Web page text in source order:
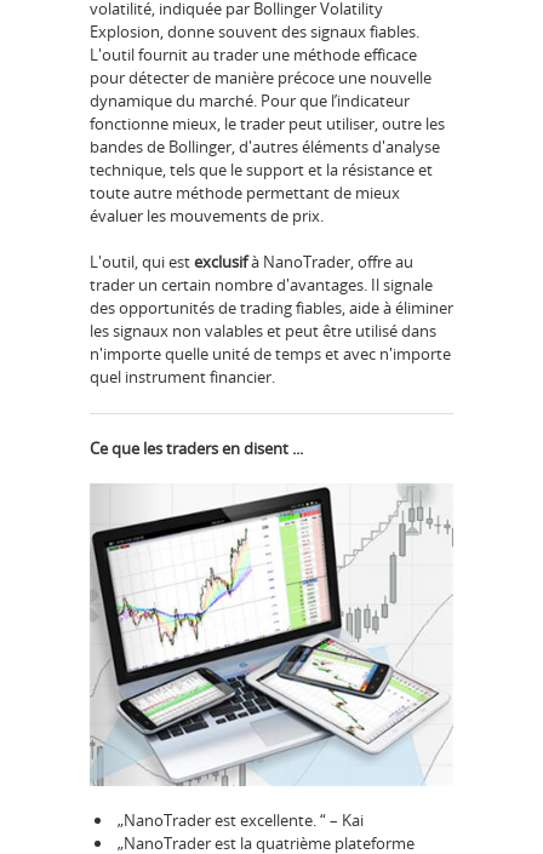
volatilité, indiquée par Bollinger Volatility
Explosion, donne souvent des signaux fiables.
L'outil fournit au trader une méthode efficace
pour détecter de manière précoce une nouvelle
dynamique du marché. Pour que l’indicateur
fonctionne mieux, le trader peut utiliser, outre les
bandes de Bollinger, d'autres éléments d'analyse
technique, tels que le support et la résistance et
toute autre méthode permettant de mieux
évaluer les mouvements de prix.
L'outil, qui estexclusifà NanoTrader, offre au
trader un certain nombre d'avantages. Il signale
des opportunités de trading fiables, aide à éliminer
les signaux non valables et peut être utilisé dans
n'importe quelle unité de temps et avec n'importe
quel instrument financier.
Ce que les traders en disent ...
„NanoTrader est excellente. “ – Kai
„NanoTrader est la quatrième plateforme